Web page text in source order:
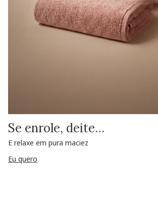
Se enrole, deite…
E relaxe em pura maciez
Eu quero